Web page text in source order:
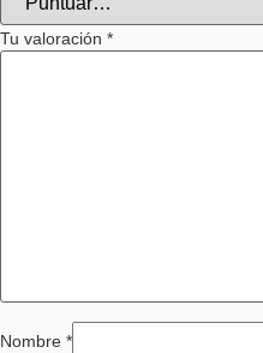
Tu valoración *
Nombre *